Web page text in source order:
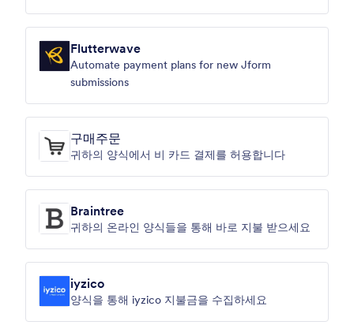
Flutterwave
Automate payment plans for new Jform
submissions
구매주문
귀하의 양식에서 비 카드 결제를 허용합니다
Braintree
귀하의 온라인 양식들을 통해 바로 지불 받으세요
iyzico
양식을 통해 iyzico 지불금을 수집하세요